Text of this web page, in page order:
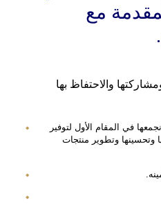
مع
والاحتفاظ بها
في المقام الأول لتوفير
وتحسينها وتطوير منتجات